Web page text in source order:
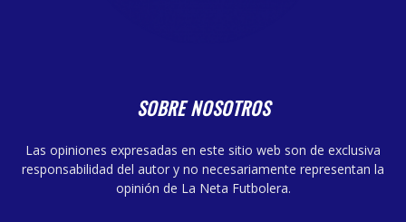
SOBRE NOSOTROS
Las opiniones expresadas en este sitio web son de exclusiva
responsabilidad del autor y no necesariamente representan la
opinión de La Neta Futbolera.